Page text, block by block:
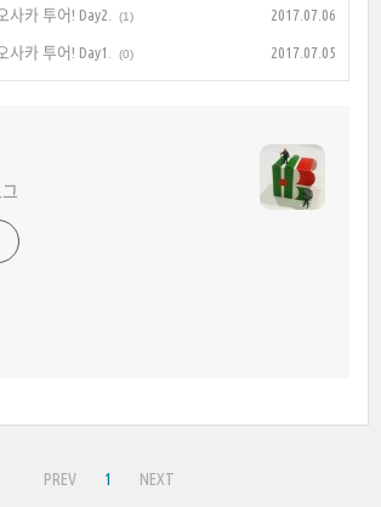
카 투어! Day2. (1) 2017.07.06
카 투어! Day1. (0) 2017.07.05
PREV 1 NEXT